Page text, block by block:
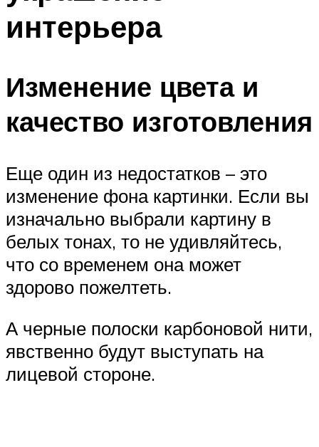
интерьера
Изменение цвета и
качество изготовления
Еще один из недостатков – это
изменение фона картинки. Если вы
изначально выбрали картину в
белых тонах, то не удивляйтесь,
что со временем она может
здорово пожелтеть.
А черные полоски карбоновой нити,
явственно будут выступать на
лицевой стороне.